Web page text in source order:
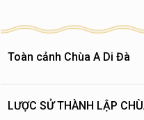
Toàn cảnh Chùa A Di Đà
LƯỢC SỬ THÀNH LẬP